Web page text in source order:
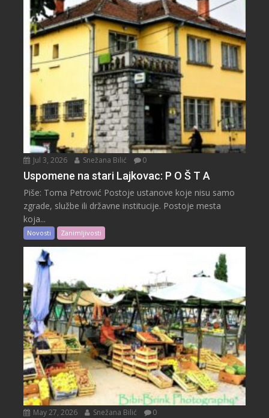
Jul 3, 2026 Snežana Bilić 0
Uspomene na stari Lajkovac: P O Š T A
Piše: Toma Petrović Postoje ustanove koje nisu samo
zgrade, službe ili državne institucije. Postoje mesta
koja...
Novosti Zanimljivosti
May 27, 2026 Snežana Bilić 0